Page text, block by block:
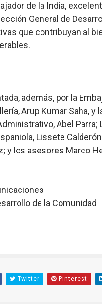
de la India,
General de
que contribuyan al
además, por la
Arup Kumar Saha, y
Abel Parra;
Lissete
y los asesores Marco
de la Comunidad
Twitter Pinterest